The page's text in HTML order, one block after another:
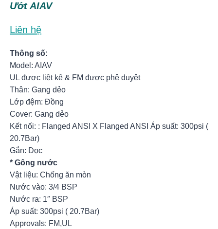
Ướt AIAV
Liên hệ
Thông số:
Model: AIAV
UL được liệt kê & FM được phê duyệt
Thân: Gang dẻo
Lớp đệm: Đồng
Cover: Gang dẻo
Kết nối: : Flanged ANSI X Flanged ANSI Áp suất: 300psi (
20.7Bar)
Gắn: Dọc
* Gông nước
Vật liệu: Chống ăn mòn
Nước vào: 3/4 BSP
Nước ra: 1″ BSP
Áp suất: 300psi ( 20.7Bar)
Approvals: FM,UL